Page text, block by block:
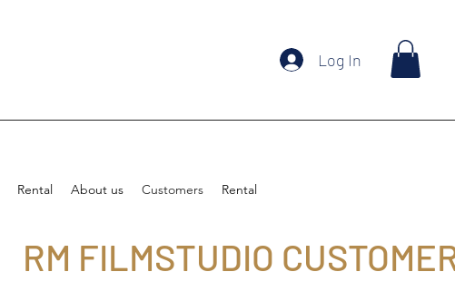
Log In
Rental About us Customers Rental
RM FILMSTUDIO